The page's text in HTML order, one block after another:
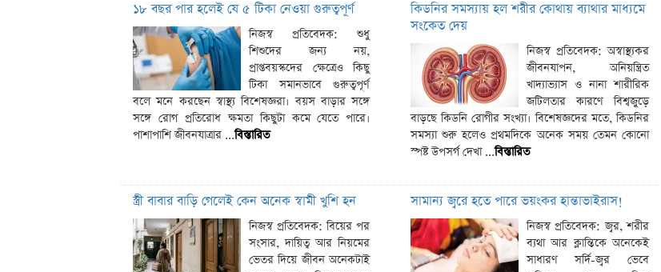
১৮ বছর পার হলেই যে ৫ টিকা নেওয়া গুরুত্বপূর্ণ
নিজস্ব প্রতিবেদক: শুধু
শিশুদের জন্য নয়,
প্রাপ্তবয়স্কদের ক্ষেত্রেও কিছু
টিকা সমানভাবে গুরুত্বপূর্ণ
বলে মনে করছেন স্বাস্থ্য বিশেষজ্ঞরা। বয়স বাড়ার সঙ্গে
সঙ্গে রোগ প্রতিরোধ ক্ষমতা কিছুটা কমে যেতে পারে।
পাশাপাশি জীবনযাত্রার ...বিস্তারিত
কিডনির সমস্যায় হল শরীর কোথায় ব্যাথার মাধ্যমে
সংকেত দেয়
নিজস্ব প্রতিবেদক: অস্বাস্থ্যকর
জীবনযাপন, অনিয়ন্ত্রিত
খাদ্যাভ্যাস ও নানা শারীরিক
জটিলতার কারণে বিশ্বজুড়ে
বাড়ছে কিডনি রোগীর সংখ্যা। বিশেষজ্ঞদের মতে, কিডনির
সমস্যা শুরু হলেও প্রথমদিকে অনেক সময় তেমন কোনো
স্পষ্ট উপসর্গ দেখা ...বিস্তারিত
স্ত্রী বাবার বাড়ি গেলেই কেন অনেক স্বামী খুশি হন
নিজস্ব প্রতিবেদক: বিয়ের পর
সংসার, দায়িত্ব আর নিয়মের
ভেতর দিয়ে জীবন অনেকটাই
সামান্য জ্বরে হতে পারে ভয়ংকর হান্তাভাইরাস!
নিজস্ব প্রতিবেদক: জ্বর, শরীর
ব্যথা আর ক্লান্তিকে অনেকেই
সাধারণ সর্দি-জ্বর ভেবে